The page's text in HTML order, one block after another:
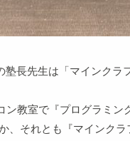
塾長先生は「マインクラ
ン教室で『プログラミ
、それとも『マインク